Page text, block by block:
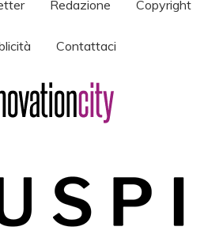
Redazione Copyright
Contattaci